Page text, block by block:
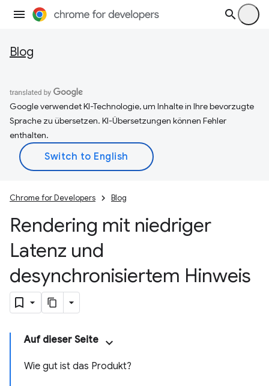
Blog
Google verwendet KI-Technologie, um Inhalte in Ihre bevorzugte
Sprache zu übersetzen. KI-Übersetzungen können Fehler
enthalten.
Chrome for Developers Blog
Rendering mit niedriger
Latenz und
desynchronisiertem Hinweis
Auf dieser Seite
Wie gut ist das Produkt?